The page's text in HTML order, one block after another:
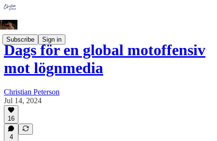
Subscribe Sign in
Dags för en global motoffensiv
mot lögnmedia
Christian Peterson
Jul 14, 2024
16
4